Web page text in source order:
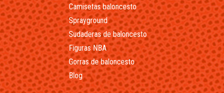
Camisetas baloncesto
Sprayground
Sudaderas de baloncesto
Figuras NBA
Gorras de baloncesto
Blog